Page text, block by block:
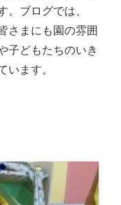
。ブログでは、
さまにも園の雰囲
子どもたちのいき
います。